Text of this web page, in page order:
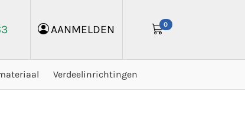
AANMELDEN 0
Verdeelinrichtingen